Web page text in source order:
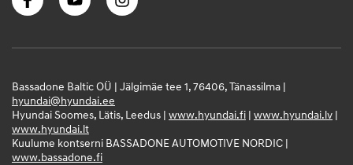
Bassadone Baltic OÜ | Jälgimäe tee 1, 76406, Tänassilma |
hyundai@hyundai.ee
Hyundai Soomes, Lätis, Leedus | www.hyundai.fi | www.hyundai.lv |
www.hyundai.lt
Kuulume kontserni BASSADONE AUTOMOTIVE NORDIC |
www.bassadone.fi